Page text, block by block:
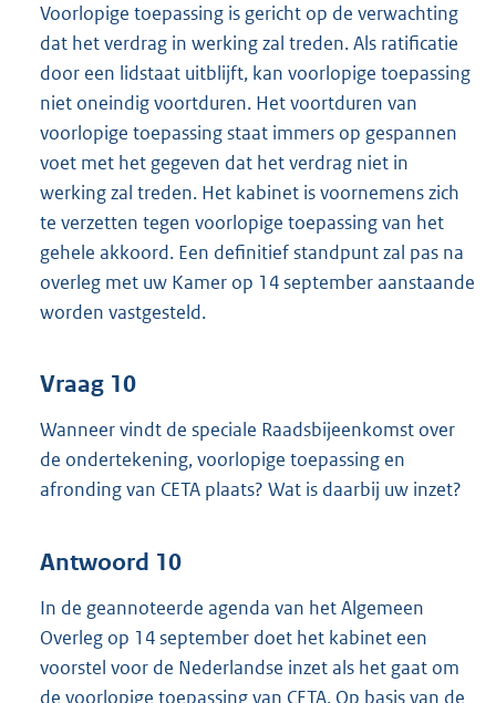
Voorlopige toepassing is gericht op de verwachting
dat het verdrag in werking zal treden. Als ratificatie
door een lidstaat uitblijft, kan voorlopige toepassing
niet oneindig voortduren. Het voortduren van
voorlopige toepassing staat immers op gespannen
voet met het gegeven dat het verdrag niet in
werking zal treden. Het kabinet is voornemens zich
te verzetten tegen voorlopige toepassing van het
gehele akkoord. Een definitief standpunt zal pas na
overleg met uw Kamer op 14 september aanstaande
worden vastgesteld.
Vraag 10
Wanneer vindt de speciale Raadsbijeenkomst over
de ondertekening, voorlopige toepassing en
afronding van CETA plaats? Wat is daarbij uw inzet?
Antwoord 10
In de geannoteerde agenda van het Algemeen
Overleg op 14 september doet het kabinet een
voorstel voor de Nederlandse inzet als het gaat om
de voorlopige toepassing van CETA. Op basis van de